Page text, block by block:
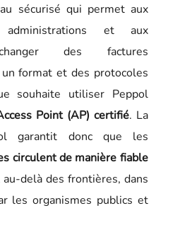
sécurisé qui permet aux
et aux
des factures
format et des protocoles
souhaite utiliser Peppol
Point (AP) certifié. La
garantit donc que les
circulent de manière fiable
au-delà des frontières, dans
les organismes publics et